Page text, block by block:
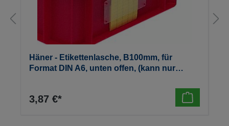
Häner - Etikettenlasche, B100mm, für
Format DIN A6, unten offen, (kann nur
3,87 €*